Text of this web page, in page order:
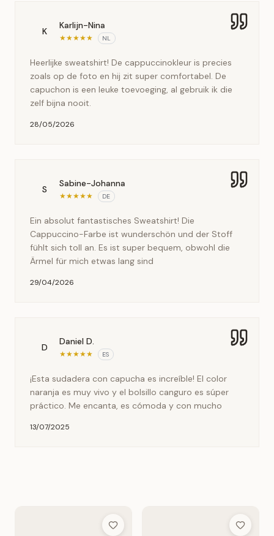
K
Karlijn-Nina
★★★★★ NL
Heerlijke sweatshirt! De cappuccinokleur is precies
zoals op de foto en hij zit super comfortabel. De
capuchon is een leuke toevoeging, al gebruik ik die
zelf bijna nooit.
28/05/2026
S
Sabine-Johanna
★★★★★ DE
Ein absolut fantastisches Sweatshirt! Die
Cappuccino-Farbe ist wunderschön und der Stoff
fühlt sich toll an. Es ist super bequem, obwohl die
Ärmel für mich etwas lang sind
29/04/2026
D
Daniel D.
★★★★★ ES
¡Esta sudadera con capucha es increíble! El color
naranja es muy vivo y el bolsillo canguro es súper
práctico. Me encanta, es cómoda y con mucho
13/07/2025
Add to Wish List Add to